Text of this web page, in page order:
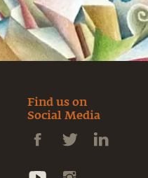
Find us on
Social Media